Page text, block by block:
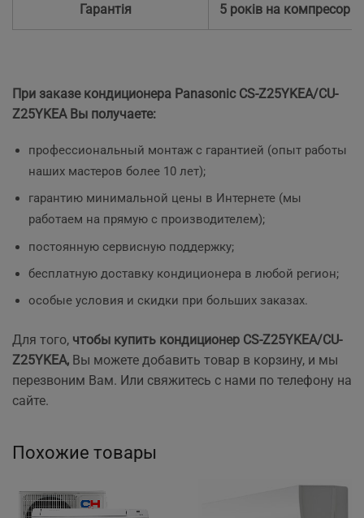
Гарантія 5 років на компресор
При заказе кондиционера Panasonic CS-Z25YKEA/CU-
Z25YKEAВы получаете:
профессиональный монтаж с гарантией (опыт работы
наших мастеров более 10 лет);
гарантию минимальной цены в Интернете (мы
работаем на прямую с производителем);
постоянную сервисную поддержку;
бесплатную доставку кондиционера в любой регион;
особые условия и скидки при больших заказах.
Для того, чтобы купить кондиционер CS-Z25YKEA/CU-
Z25YKEA, Вы можете добавить товар в корзину, и мы
перезвоним Вам. Или свяжитесь с нами по телефону на
сайте.
Похожие товары